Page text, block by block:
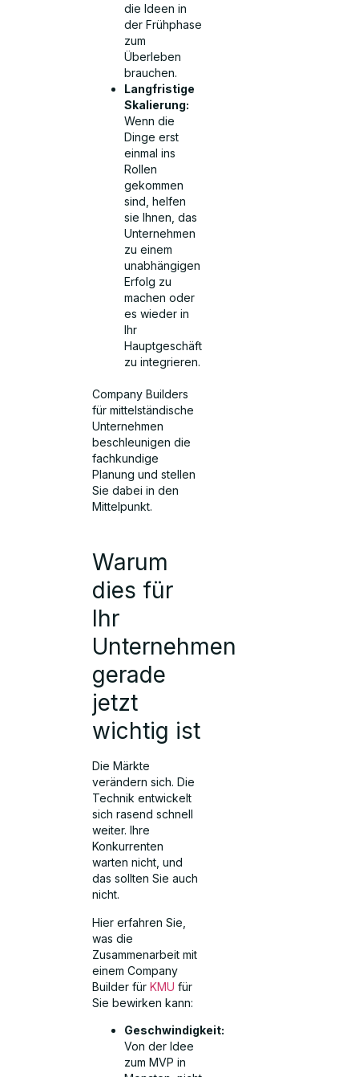
die Ideen in
der Frühphase
zum
Überleben
brauchen.
Langfristige
Skalierung:
Wenn die
Dinge erst
einmal ins
Rollen
gekommen
sind, helfen
sie Ihnen, das
Unternehmen
zu einem
unabhängigen
Erfolg zu
machen oder
es wieder in
Ihr
Hauptgeschäft
zu integrieren.
Company Builders
für mittelständische
Unternehmen
beschleunigen die
fachkundige
Planung und stellen
Sie dabei in den
Mittelpunkt.
Warum
dies für
Ihr
Unternehmen
gerade
jetzt
wichtig ist
Die Märkte
verändern sich. Die
Technik entwickelt
sich rasend schnell
weiter. Ihre
Konkurrenten
warten nicht, und
das sollten Sie auch
nicht.
Hier erfahren Sie,
was die
Zusammenarbeit mit
einem Company
Builder fürKMU für
Sie bewirken kann:
Geschwindigkeit:
Von der Idee
zum MVP in